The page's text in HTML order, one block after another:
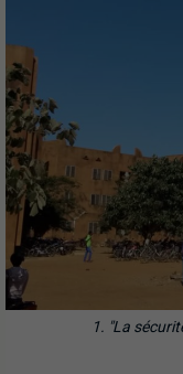
1. "La